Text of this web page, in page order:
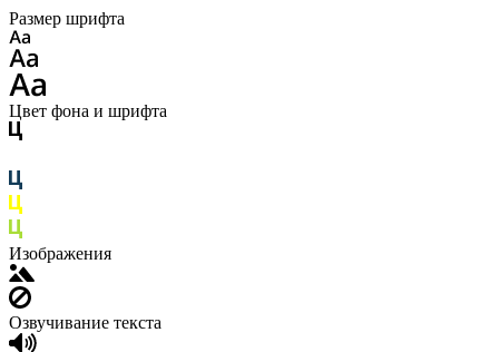
Размер шрифта
Цвет фона и шрифта
Изображения
Озвучивание текста